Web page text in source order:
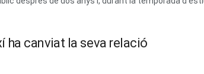
ha canviat la seva relació